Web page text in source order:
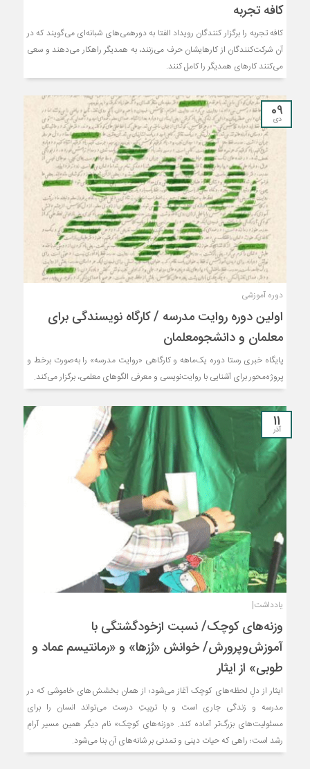
کافه تجربه
کافه تجربه را برگزار کنندگان رویداد الفتا به دورهمی‌های شبانه‌ای می‌گویند که در
آن شرکت‌کنندگان از کارهایشان حرف می‌زنند، به همدیگر راهکار می‌دهند و سعی
می‌کنند کارهای همدیگر را کامل کنند.
09
دی
دوره آموزشی
اولین دوره روایت مدرسه / کارگاه نویسندگی برای
معلمان و دانشجومعلمان
پایگاه خبری رستا دوره یک‌ماهه و کارگاهی «روایت مدرسه» را به‌صورت برخط و
پروژه‌محور برای آشنایی با روایت‌نویسی و معرفی الگوهای معلمی، برگزار می‌کند.
11
آذر
یادداشت|
وزنه‌های کوچک/ نسبت ازخودگشتگی با
آموزش‌و‌پرورش/ خوانش «رُزها» و «رمانتیسم عماد و
طوبی» از ایثار
ایثار از دلِ لحظه‌های کوچک آغاز می‌شود؛ از همان بخشش‌های خاموشی که در
مدرسه و زندگی جاری است و با تربیتِ درست می‌تواند انسان را برای
مسئولیت‌های بزرگ‌تر آماده کند. «وزنه‌های کوچک» نام دیگر همین مسیر آرامِ
رشد است؛ راهی که حیات دینی و تمدنی بر شانه‌های آن بنا می‌شود.